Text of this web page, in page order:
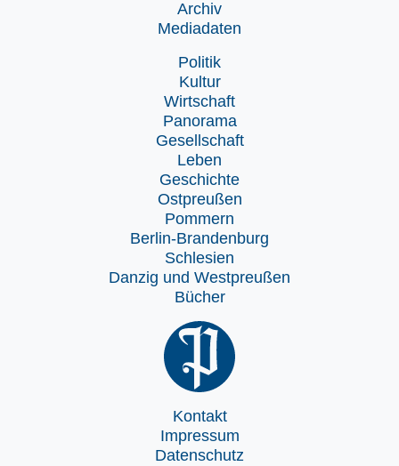
Archiv
Mediadaten
Politik
Kultur
Wirtschaft
Panorama
Gesellschaft
Leben
Geschichte
Ostpreußen
Pommern
Berlin-Brandenburg
Schlesien
Danzig und Westpreußen
Bücher
Kontakt
Impressum
Datenschutz